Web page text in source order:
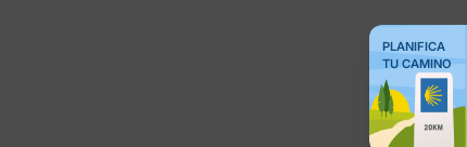
PLANIFICA
TU CAMINO